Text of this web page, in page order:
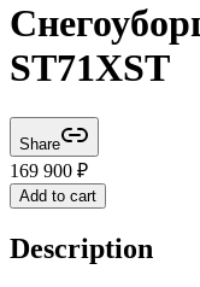
ST71XST
Share
169 900 ₽
Add to cart
Description